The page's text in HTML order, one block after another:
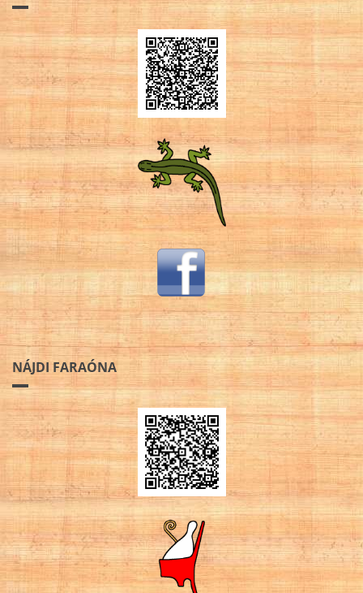
NÁJDI FARAÓNA